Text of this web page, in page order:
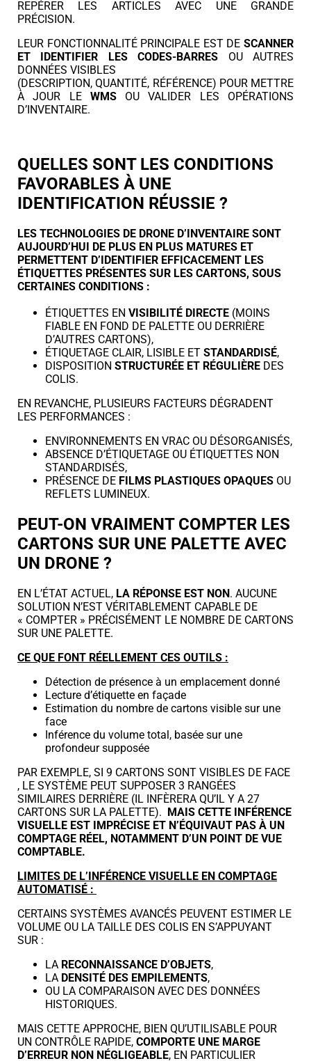
REPÉRER LES ARTICLES AVEC UNE GRANDE
PRÉCISION.
LEUR FONCTIONNALITÉ PRINCIPALE EST DE SCANNER
ET IDENTIFIER LES CODES-BARRES OU AUTRES
DONNÉES VISIBLES
(DESCRIPTION, QUANTITÉ, RÉFÉRENCE) POUR METTRE
À JOUR LE WMSOU VALIDER LES OPÉRATIONS
D’INVENTAIRE.
QUELLES SONT LES CONDITIONS
FAVORABLES À UNE
IDENTIFICATION RÉUSSIE ?
LES TECHNOLOGIES DE DRONE D’INVENTAIRE SONT
AUJOURD’HUI DE PLUS EN PLUS MATURES ET
PERMETTENT D’IDENTIFIER EFFICACEMENT LES
ÉTIQUETTES PRÉSENTES SUR LES CARTONS, SOUS
CERTAINES CONDITIONS :
ÉTIQUETTES EN VISIBILITÉ DIRECTE (MOINS
FIABLE EN FOND DE PALETTE OU DERRIÈRE
D’AUTRES CARTONS),
ÉTIQUETAGE CLAIR, LISIBLE ET STANDARDISÉ,
DISPOSITION STRUCTURÉE ET RÉGULIÈRE DES
COLIS.
EN REVANCHE, PLUSIEURS FACTEURS DÉGRADENT
LES PERFORMANCES :
ENVIRONNEMENTS EN VRAC OU DÉSORGANISÉS,
ABSENCE D’ÉTIQUETAGE OU ÉTIQUETTES NON
STANDARDISÉS,
PRÉSENCE DE FILMS PLASTIQUES OPAQUES OU
REFLETS LUMINEUX.
PEUT-ON VRAIMENT COMPTER LES
CARTONS SUR UNE PALETTE AVEC
UN DRONE ?
EN L’ÉTAT ACTUEL, LA RÉPONSE EST NON. AUCUNE
SOLUTION N’EST VÉRITABLEMENT CAPABLE DE
« COMPTER » PRÉCISÉMENT LE NOMBRE DE CARTONS
SUR UNE PALETTE.
CE QUE FONT RÉELLEMENT CES OUTILS :
Détection de présence à un emplacement donné
Lecture d’étiquette en façade
Estimation du nombre de cartons visible sur une
face
Inférence du volume total, basée sur une
profondeur supposée
PAR EXEMPLE, SI 9 CARTONS SONT VISIBLES DE FACE
, LE SYSTÈME PEUT SUPPOSER 3 RANGÉES
SIMILAIRES DERRIÈRE (IL INFÈRERA QU’IL Y A 27
CARTONS SUR LA PALETTE). MAIS CETTE INFÉRENCE
VISUELLE EST IMPRÉCISE ET N’ÉQUIVAUT PAS À UN
COMPTAGE RÉEL, NOTAMMENT D’UN POINT DE VUE
COMPTABLE.
LIMITES DE L’INFÉRENCE VISUELLE EN COMPTAGE
AUTOMATISÉ :
CERTAINS SYSTÈMES AVANCÉS PEUVENT ESTIMER LE
VOLUME OU LA TAILLE DES COLIS EN S’APPUYANT
SUR :
LA RECONNAISSANCE D’OBJETS,
LA DENSITÉ DES EMPILEMENTS,
OU LA COMPARAISON AVEC DES DONNÉES
HISTORIQUES.
MAIS CETTE APPROCHE, BIEN QU’UTILISABLE POUR
UN CONTRÔLE RAPIDE, COMPORTE UNE MARGE
D’ERREUR NON NÉGLIGEABLE, EN PARTICULIER